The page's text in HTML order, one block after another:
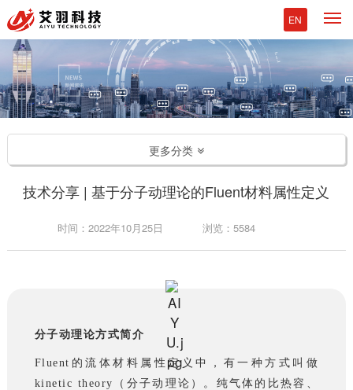
EN
更多分类
技术分享 | 基于分子动理论的Fluent材料属性定义
时间：2022年10月25日 浏览：5584
分子动理论方式简介
Fluent的流体材料属性定义中，有一种方式叫做
kinetic theory（分子动理论）。纯气体的比热容、